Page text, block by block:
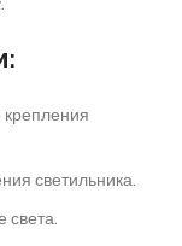
крепления
светильника.
света.